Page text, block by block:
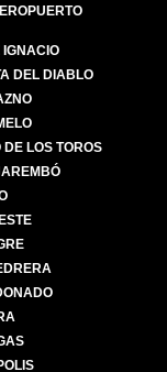
IGNACIO
DEL DIABLO
LOS TOROS